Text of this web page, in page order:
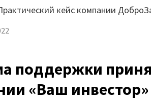
кейс компании
поддержки
«Ваш инвестор»